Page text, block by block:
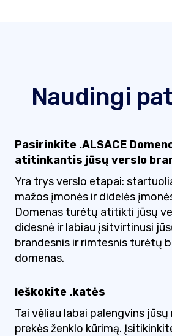
Naudingi
Pasirinkite .ALSACE
atitinkantis jūsų verslo
Yra trys verslo etapai:
mažos įmonės ir didelės
Domenas turėtų atitikti jūsų
didesnė ir labiau įsitvirtinusi
brandesnis ir rimtesnis turėtų
domenas.
Ieškokite .katės
Tai vėliau labai palengvins jūsų
prekės ženklo kūrimą.